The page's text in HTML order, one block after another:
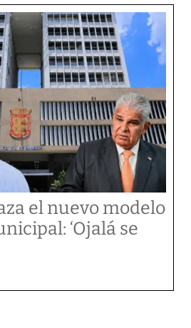
el nuevo modelo
‘Ojalá se